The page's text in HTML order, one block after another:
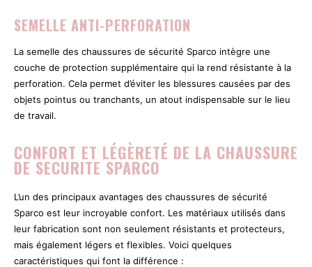
SEMELLE ANTI-PERFORATION
La semelle des chaussures de sécurité Sparco intègre une
couche de protection supplémentaire qui la rend résistante à la
perforation. Cela permet d’éviter les blessures causées par des
objets pointus ou tranchants, un atout indispensable sur le lieu
de travail.
CONFORT ET LÉGÈRETÉ DE LA CHAUSSURE
DE SECURITE SPARCO
L’un des principaux avantages des chaussures de sécurité
Sparco est leur incroyable confort. Les matériaux utilisés dans
leur fabrication sont non seulement résistants et protecteurs,
mais également légers et flexibles. Voici quelques
caractéristiques qui font la différence :